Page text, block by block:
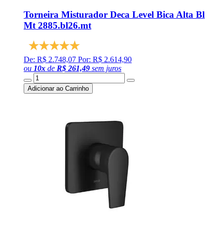
Torneira Misturador Deca Level Bica Alta Bl
Mt 2885.bl26.mt
De: R$ 2.748,07 Por: R$ 2.614,90
ou 10x de R$ 261,49 sem juros
Adicionar ao Carrinho